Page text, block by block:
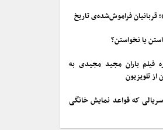
قربانیان فراموش‌شده‌ی تاریخ
یا نخواستن؟
فیلم باران مجید مجیدی به
از تلویزیون
که قواعد نمایش خانگی